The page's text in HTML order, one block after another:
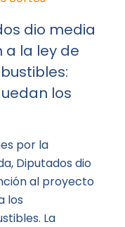
dio media
a la ley de
los
por la
Diputados dio
al proyecto
los
La